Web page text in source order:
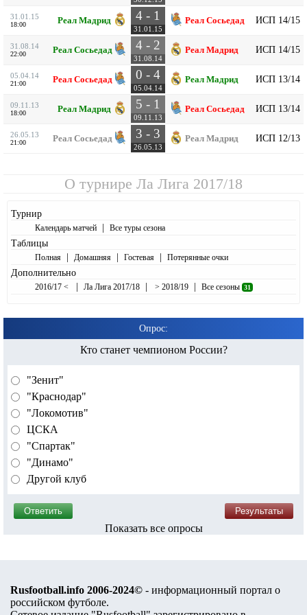
31.01.15
18:00 Реал Мадрид 4 - 1
31.01.15
Реал Сосьедад ИСП 14/15
31.08.14
22:00 Реал Сосьедад 4 - 2
31.08.14
Реал Мадрид ИСП 14/15
05.04.14
21:00 Реал Сосьедад 0 - 4
05.04.14
Реал Мадрид ИСП 13/14
09.11.13
18:00 Реал Мадрид 5 - 1
09.11.13
Реал Сосьедад ИСП 13/14
26.05.13
21:00 Реал Сосьедад 3 - 3
26.05.13
Реал Мадрид ИСП 12/13
О турнире Ла Лига 2017/18
Турнир
Календарь матчей | Все туры сезона
Таблицы
Полная | Домашняя | Гостевая | Потерянные очки
Дополнительно
2016/17 < | Ла Лига 2017/18 | > 2018/19 | Все сезоны 31
Опрос:
Кто станет чемпионом России?
"Зенит"
"Краснодар"
"Локомотив"
ЦСКА
"Спартак"
"Динамо"
Другой клуб
Показать все опросы
Rusfootball.info 2006-2024© - информационный портал о
российском футболе.